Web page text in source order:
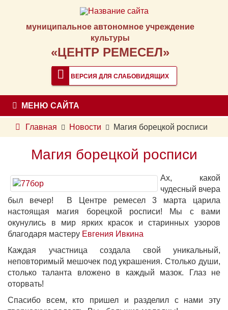
муниципальное автономное учреждение
культуры
«ЦЕНТР РЕМЕСЕЛ»
ВЕРСИЯ ДЛЯ СЛАБОВИДЯЩИХ
МЕНЮ САЙТА
Главная Новости Магия борецкой росписи
Магия борецкой росписи
Ах, какой
чудесный вчера
был вечер! В Центре ремесел 3 марта царила
настоящая магия борецкой росписи! Мы с вами
окунулись в мир ярких красок и старинных узоров
благодаря мастеру Евгения Ивкина
Каждая участница создала свой уникальный,
неповторимый мешочек под украшения. Столько души,
столько таланта вложено в каждый мазок. Глаз не
оторвать!
Спасибо всем, кто пришел и разделил с нами эту